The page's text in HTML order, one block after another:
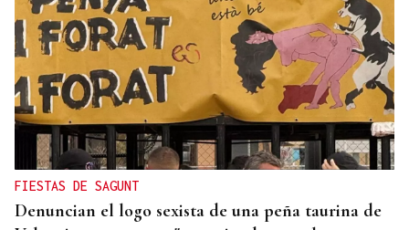
FIESTAS DE SAGUNT
Denuncian el logo sexista de una peña taurina de